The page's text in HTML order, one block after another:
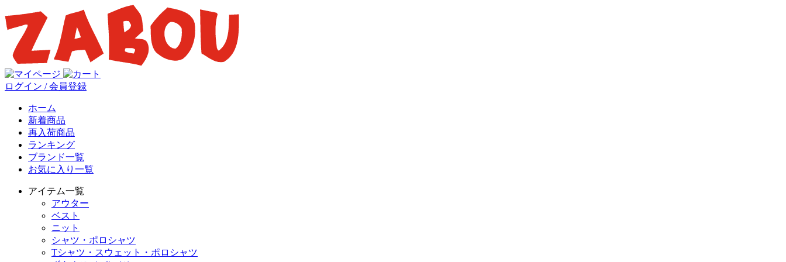
ログイン / 会員登録
ホーム
新着商品
再入荷商品
ランキング
ブランド一覧
お気に入り一覧
アイテム一覧
アウター
ベスト
ニット
シャツ・ポロシャツ
Tシャツ・スウェット・ポロシャツ